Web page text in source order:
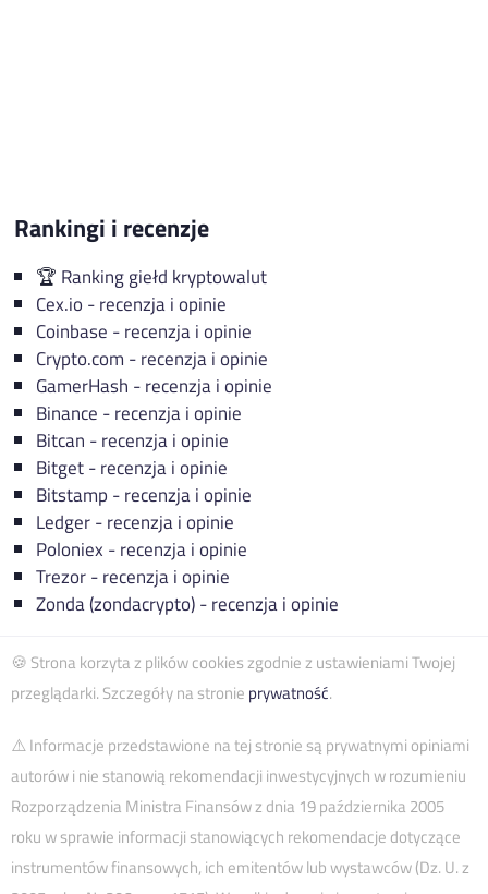
Rankingi i recenzje
🏆️ Ranking giełd kryptowalut
Cex.io - recenzja i opinie
Coinbase - recenzja i opinie
Crypto.com - recenzja i opinie
GamerHash - recenzja i opinie
Binance - recenzja i opinie
Bitcan - recenzja i opinie
Bitget - recenzja i opinie
Bitstamp - recenzja i opinie
Ledger - recenzja i opinie
Poloniex - recenzja i opinie
Trezor - recenzja i opinie
Zonda (zondacrypto) - recenzja i opinie
🍪 Strona korzyta z plików cookies zgodnie z ustawieniami Twojej
przeglądarki. Szczegóły na stronie prywatność.
⚠️ Informacje przedstawione na tej stronie są prywatnymi opiniami
autorów i nie stanowią rekomendacji inwestycyjnych w rozumieniu
Rozporządzenia Ministra Finansów z dnia 19 października 2005
roku w sprawie informacji stanowiących rekomendacje dotyczące
instrumentów finansowych, ich emitentów lub wystawców (Dz. U. z